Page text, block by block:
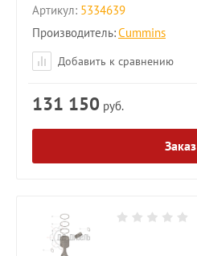
Артикул: 5334639
Производитель:Cummins
Добавить к сравнению
131 150 руб.
Заказ